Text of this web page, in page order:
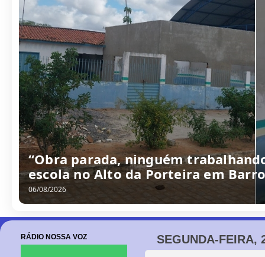
“Obra parada, ninguém
escola no Alto da Porteira em
06/08/2026
SEGUNDA-FEIRA,
RÁDIO NOSSA VOZ